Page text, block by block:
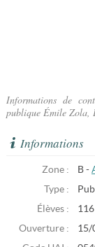
Informations de
publique Émile Zola,
Informations
Zone : B -
Type :
Élèves :
116
Ouverture :
15/